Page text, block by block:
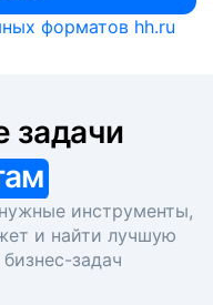
форматов hh.ru
инструменты,
и найти лучшую
бизнес-задач